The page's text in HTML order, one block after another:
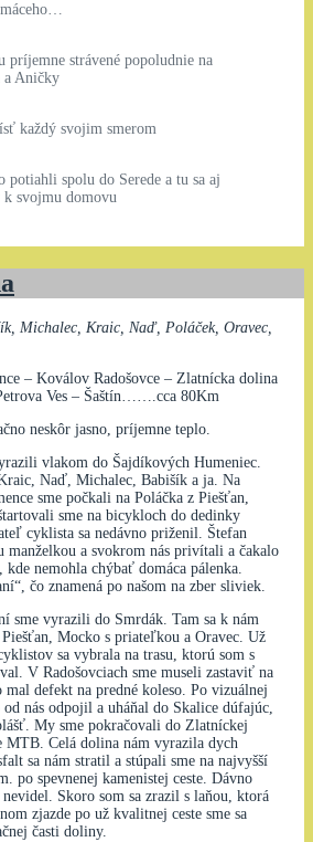
strávené popoludnie na
a Aničky
každý svojim smerom
potiahli spolu do Serede a tu sa aj
svojmu domovu
Michalec, Kraic, Naď, Poláček, Oravec,
– Koválov Radošovce – Zlatnícka dolina
Ves – Šaštín…….cca 80Km
neskôr jasno, príjemne teplo.
vlakom do Šajdíkových Humeniec.
Naď, Michalec, Babišík a ja. Na
sme počkali na Poláčka z Piešťan,
sme na bicykloch do dedinky
cyklista sa nedávno priženil. Štefan
manželkou a svokrom nás privítali a čakalo
kde nemohla chýbať domáca pálenka.
čo znamená po našom na zber sliviek.
sme vyrazili do Smrdák. Tam sa k nám
Mocko s priateľkou a Oravec. Už
sa vybrala na trasu, ktorú som s
V Radošovciach sme museli zastaviť na
defekt na predné koleso. Po vizuálnej
nás odpojil a uháňal do Skalice dúfajúc,
My sme pokračovali do Zlatníckej
MTB. Celá dolina nám vyrazila dych
sa nám stratil a stúpali sme na najvyšší
po spevnenej kamenistej ceste. Dávno
Skoro som sa zrazil s laňou, ktorá
zjazde po už kvalitnej ceste sme sa
časti doliny.